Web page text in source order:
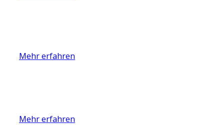
Mehr erfahren
Mehr erfahren